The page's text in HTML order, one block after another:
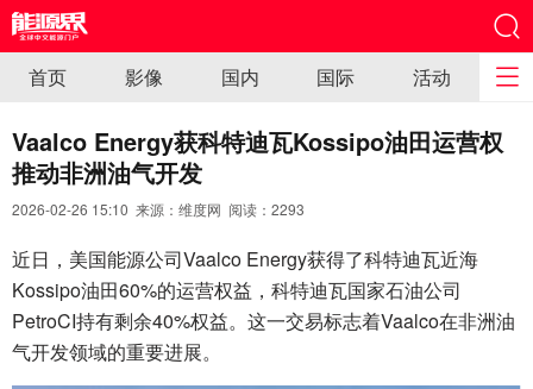
首页 影像 国内 国际 活动
Vaalco Energy获科特迪瓦Kossipo油田运营权
推动非洲油气开发
2026-02-26 15:10 来源：维度网 阅读： 2293
近日，美国能源公司Vaalco Energy获得了科特迪瓦近海
Kossipo油田60%的运营权益，科特迪瓦国家石油公司
PetroCI持有剩余40%权益。这一交易标志着Vaalco在非洲油
气开发领域的重要进展。